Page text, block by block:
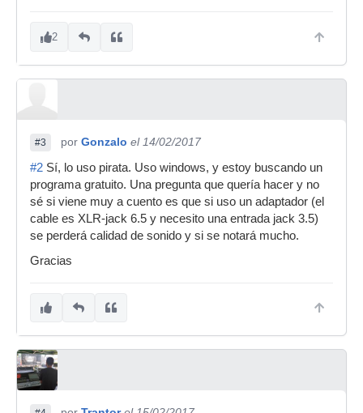
2
#3 por Gonzalo el 14/02/2017
#2 Sí, lo uso pirata. Uso windows, y estoy buscando un
programa gratuito. Una pregunta que quería hacer y no
sé si viene muy a cuento es que si uso un adaptador (el
cable es XLR-jack 6.5 y necesito una entrada jack 3.5)
se perderá calidad de sonido y si se notará mucho.
Gracias